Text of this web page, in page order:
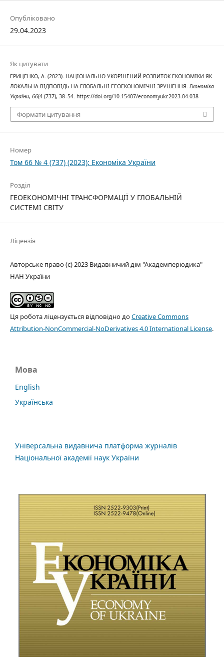
Опубліковано
29.04.2023
Як цитувати
ГРИЦЕНКО, А. (2023). НАЦІОНАЛЬНО УКОРІНЕНИЙ РОЗВИТОК ЕКОНОМІКИ ЯК
ЛОКАЛЬНА ВІДПОВІДЬ НА ГЛОБАЛЬНІ ГЕОЕКОНОМІЧНІ ЗРУШЕННЯ. Економіка
України, 66(4 (737), 38–54. https://doi.org/10.15407/economyukr.2023.04.038
Формати цитування
Номер
Том 66 № 4 (737) (2023): Економіка України
Розділ
ГЕОЕКОНОМІЧНІ ТРАНСФОРМАЦІЇ У ГЛОБАЛЬНІЙ
СИСТЕМІ СВІТУ
Ліцензія
Авторське право (c) 2023 Видавничий дім "Академперіодика"
НАН України
Ця робота ліцензується відповідно доCreative Commons
Attribution-NonCommercial-NoDerivatives 4.0 International License.
Мова
English
Українська
Універсальна видавнича платформа журналів
Національної академії наук України